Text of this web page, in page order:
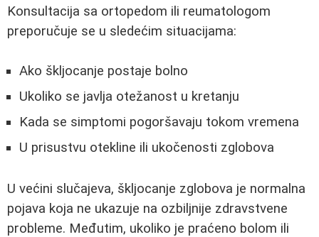
Konsultacija sa ortopedom ili reumatologom
preporučuje se u sledećim situacijama:
Ako škljocanje postaje bolno
Ukoliko se javlja otežanost u kretanju
Kada se simptomi pogoršavaju tokom vremena
U prisustvu otekline ili ukočenosti zglobova
U većini slučajeva, škljocanje zglobova je normalna
pojava koja ne ukazuje na ozbiljnije zdravstvene
probleme. Međutim, ukoliko je praćeno bolom ili